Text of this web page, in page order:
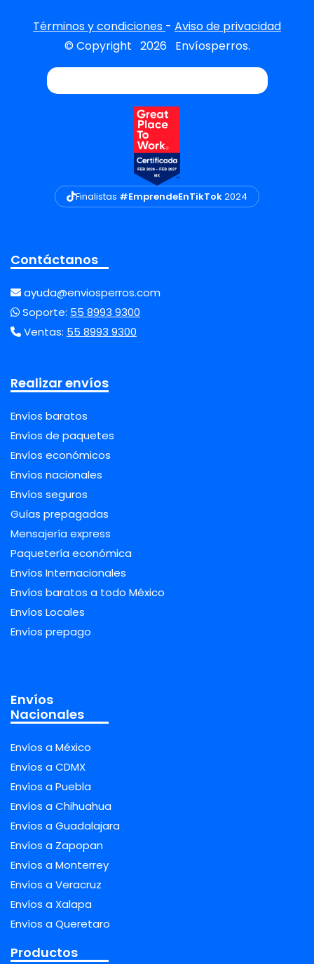
Términos y condiciones - Aviso de privacidad
© Copyright 2026 Envíosperros.
Finalistas #EmprendeEnTikTok2024
Contáctanos
ayuda@enviosperros.com
Soporte: 55 8993 9300
Ventas: 55 8993 9300
Realizar envíos
Envíos baratos
Envíos de paquetes
Envíos económicos
Envíos nacionales
Envíos seguros
Guías prepagadas
Mensajería express
Paquetería económica
Envíos Internacionales
Envíos baratos a todo México
Envíos Locales
Envíos prepago
Envíos
Nacionales
Envíos a México
Envíos a CDMX
Envíos a Puebla
Envíos a Chihuahua
Envíos a Guadalajara
Envíos a Zapopan
Envíos a Monterrey
Envíos a Veracruz
Envíos a Xalapa
Envíos a Queretaro
Productos